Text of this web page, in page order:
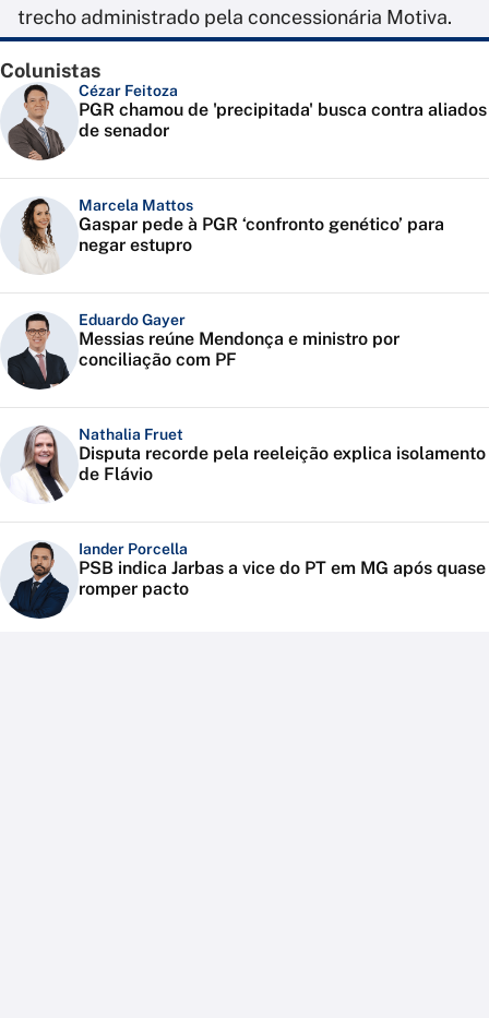
trecho administrado pela concessionária Motiva.
Colunistas
Cézar Feitoza
PGR chamou de 'precipitada' busca contra aliados
de senador
Marcela Mattos
Gaspar pede à PGR ‘confronto genético’ para
negar estupro
Eduardo Gayer
Messias reúne Mendonça e ministro por
conciliação com PF
Nathalia Fruet
Disputa recorde pela reeleição explica isolamento
de Flávio
Iander Porcella
PSB indica Jarbas a vice do PT em MG após quase
romper pacto